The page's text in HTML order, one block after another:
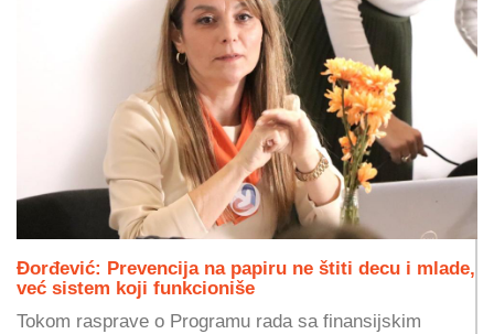
Đorđević: Prevencija na papiru ne štiti decu i mlade,
već sistem koji funkcioniše
Tokom rasprave o Programu rada sa finansijskim